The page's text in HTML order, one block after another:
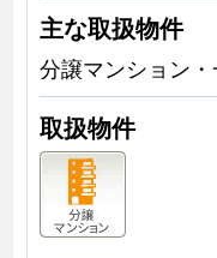
主な取扱物件
分譲マンション
取扱物件